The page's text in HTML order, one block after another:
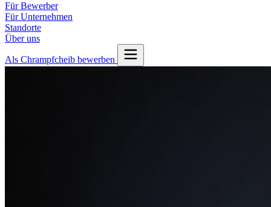
Für Bewerber
Für Unternehmen
Standorte
Über uns
Als Chrampfcheib bewerben